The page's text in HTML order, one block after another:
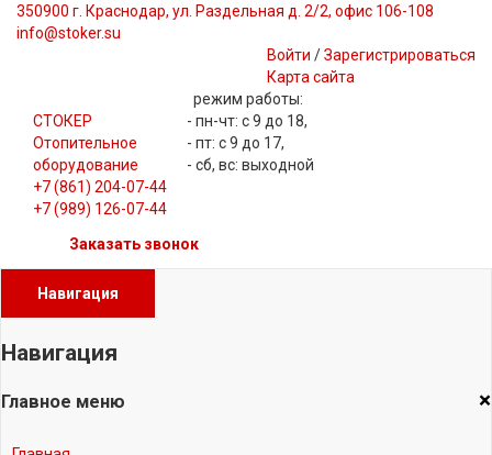
350900 г. Краснодар, ул. Раздельная д. 2/2, офис 106-108
info@stoker.su
Войти /Зарегистрироваться
Карта сайта
СТОКЕР
Отопительное
оборудование
режим работы:
- пн-чт: с 9 до 18,
- пт: с 9 до 17,
- сб, вс: выходной
+7 (861) 204-07-44
+7 (989) 126-07-44
Заказать звонок
Навигация
Навигация
×
Главное меню